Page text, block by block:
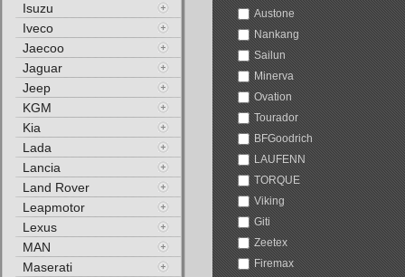
Austone
Nankang
Sailun
Minerva
Ovation
Tourador
BFGoodrich
LAUFENN
TORQUE
Viking
Giti
Zeetex
Firemax
Isuzu
Iveco
Jaecoo
Jaguar
Jeep
KGM
Kia
Lada
Lancia
Land Rover
Leapmotor
Lexus
MAN
Maserati